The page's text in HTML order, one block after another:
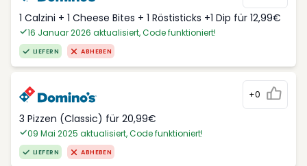
1 Calzini + 1 Cheese Bites + 1 Röstisticks +1 Dip für 12,99€
16 Januar 2026 aktualisiert, Code funktioniert!
LIEFERN ABHEBEN
+0
3 Pizzen (Classic) für 20,99€
09 Mai 2025 aktualisiert, Code funktioniert!
LIEFERN ABHEBEN